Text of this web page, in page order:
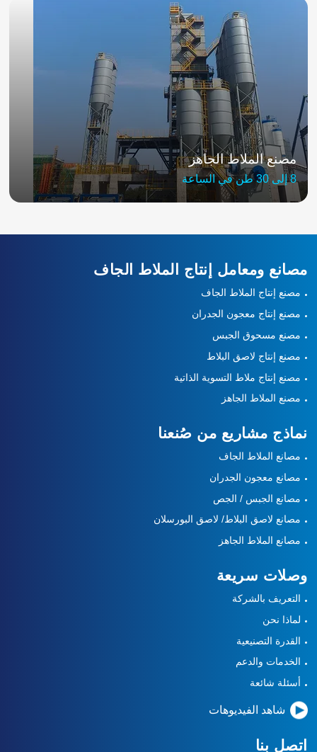
مصنع الملاط الجاهز
8 إلى 30 طن في الساعة
مصانع ومعامل إنتاج الملاط الجاف
مصنع إنتاج الملاط الجاف
مصنع إنتاج معجون الجدران
مصنع مسحوق الجبس
مصنع إنتاج لاصق البلاط
مصنع إنتاج ملاط التسوية الذاتية
مصنع الملاط الجاهز
نماذج مشاريع من صُنعنا
مصانع الملاط الجاف
مصانع معجون الجدران
مصانع الجبس / الجص
مصانع لاصق البلاط/ لاصق البورسلان
مصانع الملاط الجاهز
وصلات سريعة
التعريف بالشركة
لماذا نحن
القدرة التصنيعية
الخدمات والدعم
أسئلة شائعة
شاهد الفيديوهات
اتصل بنا